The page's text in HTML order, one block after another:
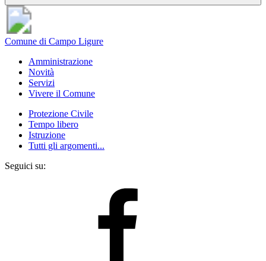
Comune di Campo Ligure
Amministrazione
Novità
Servizi
Vivere il Comune
Protezione Civile
Tempo libero
Istruzione
Tutti gli argomenti...
Seguici su: